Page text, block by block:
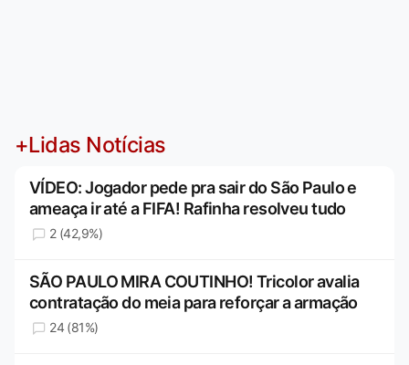
+Lidas Notícias
VÍDEO: Jogador pede pra sair do São Paulo e
ameaça ir até a FIFA! Rafinha resolveu tudo
2 (42,9%)
SÃO PAULO MIRA COUTINHO! Tricolor avalia
contratação do meia para reforçar a armação
24 (81%)